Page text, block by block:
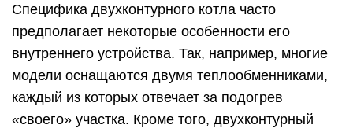
Специфика двухконтурного котла часто
предполагает некоторые особенности его
внутреннего устройства. Так, например, многие
модели оснащаются двумя теплообменниками,
каждый из которых отвечает за подогрев
«своего» участка. Кроме того, двухконтурный